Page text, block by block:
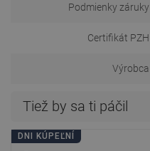
Podmienky záruky
Certifikát PZH
Výrobca
Tiež by sa ti páčil
DNI KÚPEĽNÍ